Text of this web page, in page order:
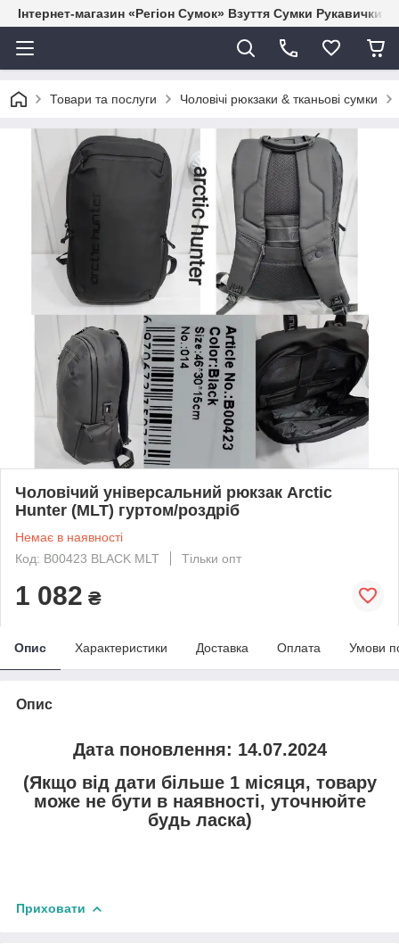
Інтернет-магазин «Регіон Сумок» Взуття Сумки Рукавички
Товари та послуги Чоловічі рюкзаки & тканьові сумки
Чоловічий універсальний рюкзак Arctic
Hunter (MLT) гуртом/роздріб
Немає в наявності
Код: B00423 BLACK MLT
Тільки опт
1 082 ₴
Опис Характеристики Доставка Оплата Умови
Опис
Дата поновлення: 14.07.2024
(Якщо від дати більше 1 місяця, товару
може не бути в наявності, уточнюйте
будь ласка)
Приховати